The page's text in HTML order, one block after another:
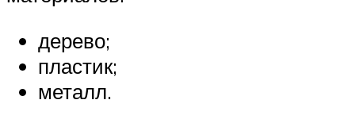
дерево;
пластик;
металл.